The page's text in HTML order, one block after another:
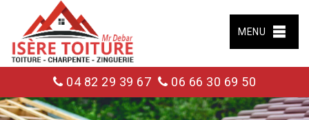
MENU
04 82 29 39 67 06 66 30 69 50